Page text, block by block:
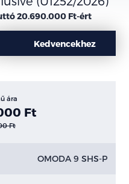
20.690.000 Ft-ért
Kedvencekhez
ára
Ft
Ft
OMODA 9 SHS-P